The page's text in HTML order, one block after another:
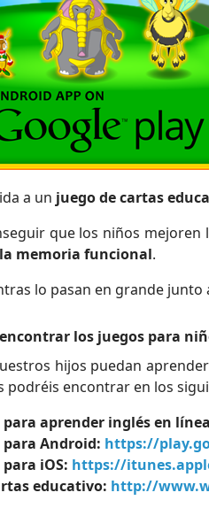
a un juego de cartas
que los niños mejoren
memoria funcional.
lo pasan en grande
los juegos para
hijos puedan
podréis encontrar en los
aprender inglés en
Android: https://
iOS: https://
educativo: http://